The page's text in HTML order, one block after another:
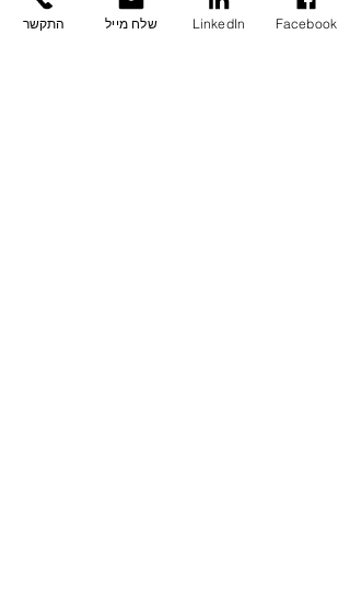
כתובת אימייל - שדה חובה
התקשר שלח מייל LinkedIn Facebook